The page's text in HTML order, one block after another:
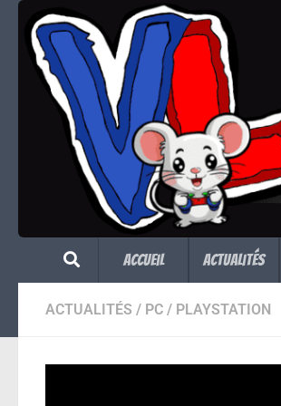
Skip to content
Accueil Actualités
ACTUALITÉS / PC / PLAYSTATION